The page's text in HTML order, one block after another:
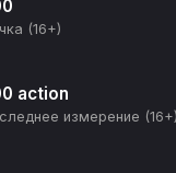
(16+)
action
измерение (16+)